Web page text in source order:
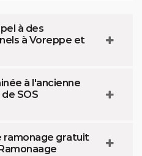
à des
à Voreppe et
à l'ancienne
SOS
ramonage gratuit